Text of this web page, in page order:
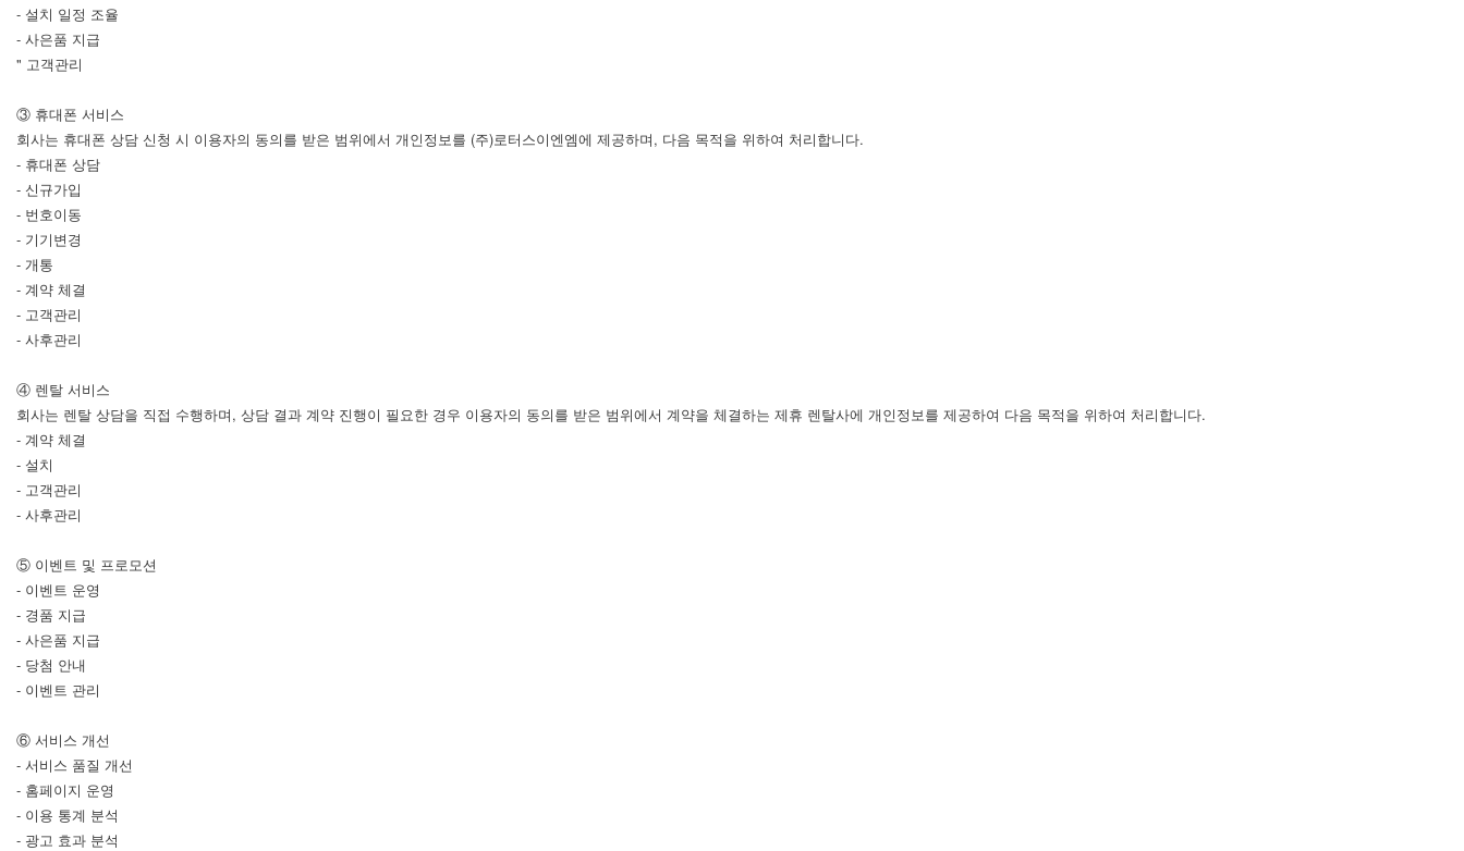
- 설치 일정 조율
- 사은품 지급
" 고객관리
③ 휴대폰 서비스
회사는 휴대폰 상담 신청 시 이용자의 동의를 받은 범위에서 개인정보를 (주)로터스이엔엠에 제공하며, 다음 목적을 위하여 처리합니다.
- 휴대폰 상담
- 신규가입
- 번호이동
- 기기변경
- 개통
- 계약 체결
- 고객관리
- 사후관리
④ 렌탈 서비스
회사는 렌탈 상담을 직접 수행하며, 상담 결과 계약 진행이 필요한 경우 이용자의 동의를 받은 범위에서 계약을 체결하는 제휴 렌탈사에 개인정보를 제공하여 다음 목적을 위하여 처리합니다.
- 계약 체결
- 설치
- 고객관리
- 사후관리
⑤ 이벤트 및 프로모션
- 이벤트 운영
- 경품 지급
- 사은품 지급
- 당첨 안내
- 이벤트 관리
⑥ 서비스 개선
- 서비스 품질 개선
- 홈페이지 운영
- 이용 통계 분석
- 광고 효과 분석